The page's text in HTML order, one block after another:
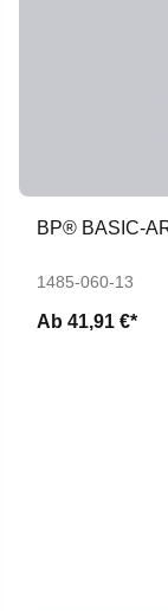
BP® BASIC-
1485-060-13
Ab 41,91 €*